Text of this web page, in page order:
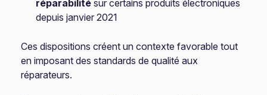
réparabilité sur certains produits électroniques
depuis janvier 2021
Ces dispositions créent un contexte favorable tout
en imposant des standards de qualité aux
réparateurs.